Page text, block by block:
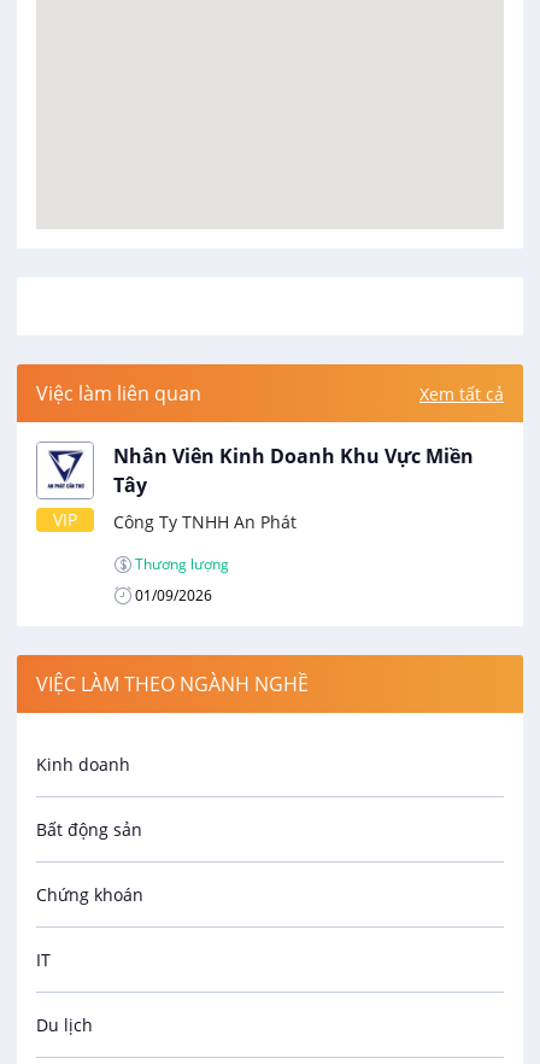
Việc làm liên quan Xem tất cả
VIP
Nhân Viên Kinh Doanh Khu Vực Miền
Tây
Công Ty TNHH An Phát
Thương lượng
01/09/2026
VIỆC LÀM THEO NGÀNH NGHỀ
Kinh doanh
Bất động sản
Chứng khoán
IT
Du lịch